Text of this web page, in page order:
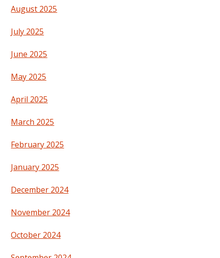
August 2025
July 2025
June 2025
May 2025
April 2025
March 2025
February 2025
January 2025
December 2024
November 2024
October 2024